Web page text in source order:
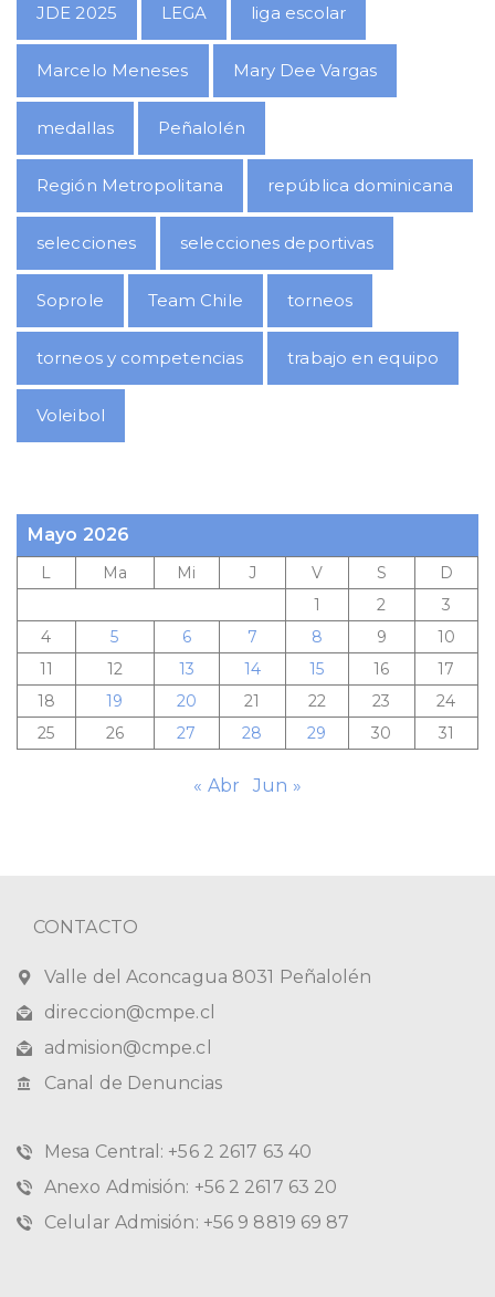
JDE 2025 LEGA liga escolar
Marcelo Meneses Mary Dee Vargas
medallas Peñalolén
Región Metropolitana república dominicana
selecciones selecciones deportivas
Soprole Team Chile torneos
torneos y competencias trabajo en equipo
Voleibol
Mayo 2026
L Ma Mi J V S
D
1
2
3
4
5 6 7 8 9
10
11
12 13 14 15 16
17
18
19 20 21 22 23
24
25
26 27 28 29 30 31
« Abr Jun »
CONTACTO
Valle del Aconcagua 8031 Peñalolén
direccion@cmpe.cl
admision@cmpe.cl
Canal de Denuncias
Mesa Central: +56 2 2617 63 40
Anexo Admisión: +56 2 2617 63 20
Celular Admisión: +56 9 8819 69 87